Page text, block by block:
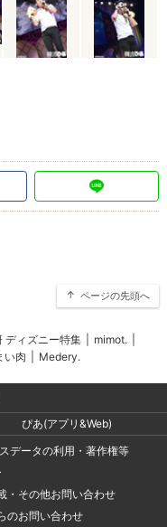
ページの先頭へ
ディズニー特集 mimot.
い肉 Medery.
ぴあ(アプリ&Web)
データの利用・著作権等
・その他お問い合わせ
のお問い合わせ